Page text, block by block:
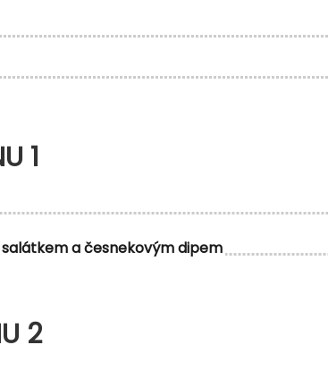
1
a česnekovým dipem
2